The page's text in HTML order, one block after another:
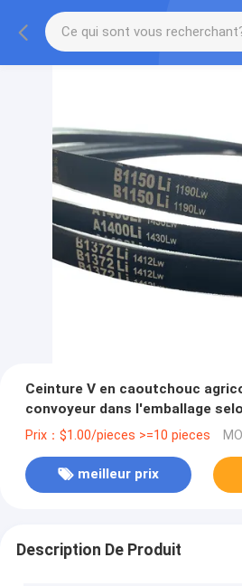
Ceinture V en caoutchouc
convoyeur dans l'emballage
client
Prix：$1.00/pieces >=10 pieces
meilleur prix
Description De Produit